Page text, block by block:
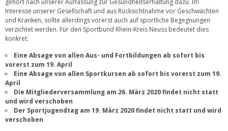
Interesse unserer Gesellschaft und aus Rücksichtnahme vor Geschwächten
und Kranken, sollte allerdings vorerst auch auf sportliche Begegnungen
verzichtet werden. Für den Sportbund Rhein-Kreis Neuss bedeutet dies
konkret:
Eine Absage von allen Aus- und Fortbildungen ab sofort bis
vorerst zum 19. April
Eine Absage von allen Sportkursen ab sofort bis vorerst zum 19.
April
Die Mitgliederversammlung am 26. März 2020 findet nicht statt
und wird verschoben
Der Sportjugendtag am 19. März 2020 findet nicht statt und wird
verschoben